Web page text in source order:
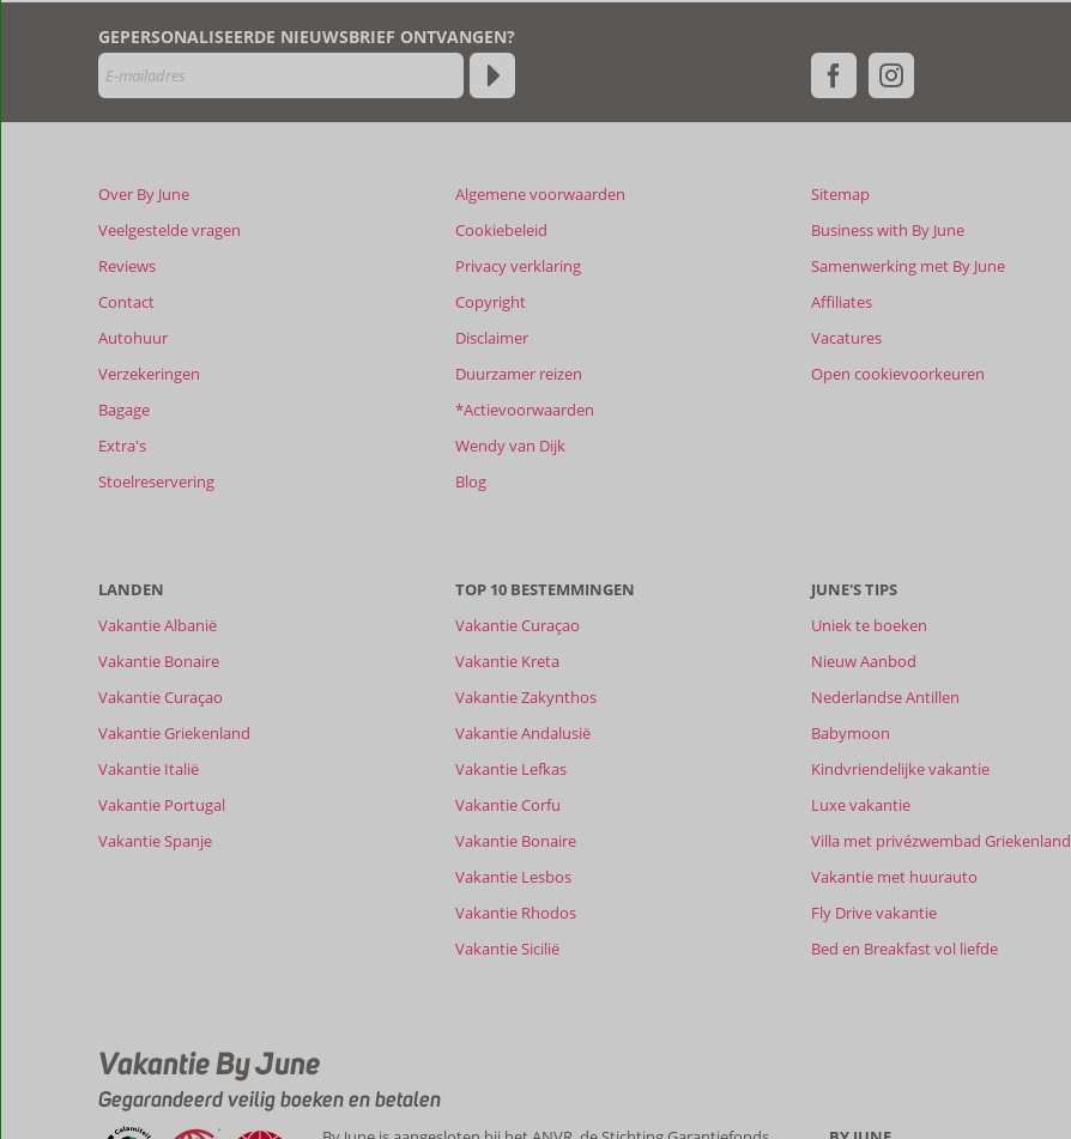
door
onze
klanten
in
Casa
zijn
worden
relevantie
de
getoonde
te
garanderen.
info
over
Ervaringen Filter reisgezelschap Sorteren op
GEPERSONALISEERDE NIEUWSBRIEF ONTVANGEN?
Over By June
Veelgestelde vragen
Reviews
Contact
Autohuur
Verzekeringen
Bagage
Extra's
Stoelreservering
Algemene voorwaarden
Cookiebeleid
Privacy verklaring
Copyright
Disclaimer
Duurzamer reizen
*Actievoorwaarden
Wendy van Dijk
Blog
Sitemap
Business with By June
Samenwerking met By June
Affiliates
Vacatures
Open cookievoorkeuren
LANDEN
Vakantie Albanië
Vakantie Bonaire
Vakantie Curaçao
Vakantie Griekenland
Vakantie Italië
Vakantie Portugal
Vakantie Spanje
TOP 10 BESTEMMINGEN
Vakantie Curaçao
Vakantie Kreta
Vakantie Zakynthos
Vakantie Andalusië
Vakantie Lefkas
Vakantie Corfu
Vakantie Bonaire
Vakantie Lesbos
Vakantie Rhodos
Vakantie Sicilië
JUNE'S TIPS
Uniek te boeken
Nieuw Aanbod
Nederlandse Antillen
Babymoon
Kindvriendelijke vakantie
Luxe vakantie
Villa met privézwembad Griekenland
Vakantie met huurauto
Fly Drive vakantie
Bed en Breakfast vol liefde
Vakantie By June
Gegarandeerd veilig boeken en betalen